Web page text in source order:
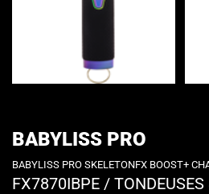
BABYLISS PRO
BABYLISS PRO SKELETONFX BOOST+
FX7870IBPE / TONDEUSES